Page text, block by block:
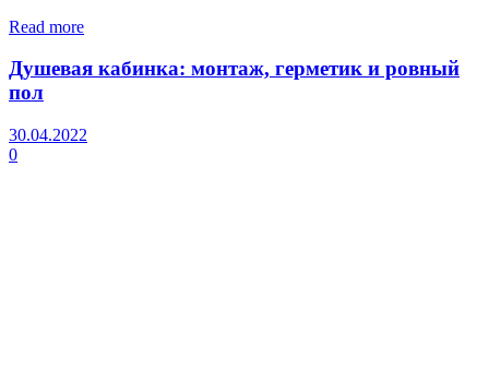
Read more
Душевая кабинка: монтаж, герметик и ровный
пол
30.04.2022
0